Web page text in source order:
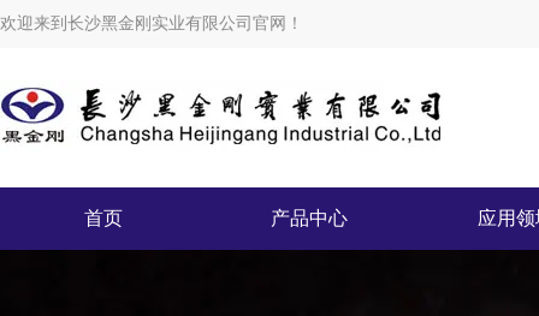
欢迎来到长沙黑金刚实业有限公司官网！
首页 产品中心 应用领